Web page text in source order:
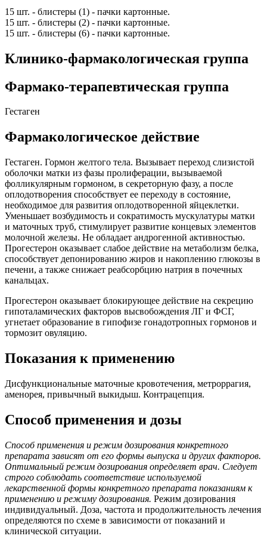
15 шт. - блистеры (1) - пачки картонные.
15 шт. - блистеры (2) - пачки картонные.
15 шт. - блистеры (6) - пачки картонные.
Клинико-фармакологическая группа
Фармако-терапевтическая группа
Гестаген
Фармакологическое действие
Гестаген. Гормон желтого тела. Вызывает переход слизистой
оболочки матки из фазы пролиферации, вызываемой
фолликулярным гормоном, в секреторную фазу, а после
оплодотворения способствует ее переходу в состояние,
необходимое для развития оплодотворенной яйцеклетки.
Уменьшает возбудимость и сократимость мускулатуры матки
и маточных труб, стимулирует развитие концевых элементов
молочной железы. Не обладает андрогенной активностью.
Прогестерон оказывает слабое действие на метаболизм белка,
способствует депонированию жиров и накоплению глюкозы в
печени, а также снижает реабсорбцию натрия в почечных
канальцах.
Прогестерон оказывает блокирующее действие на секрецию
гипоталамических факторов высвобождения ЛГ и ФСГ,
угнетает образование в гипофизе гонадотропных гормонов и
тормозит овуляцию.
Показания к применению
Дисфункциональные маточные кровотечения, метроррагия,
аменорея, привычный выкидыш. Контрацепция.
Способ применения и дозы
Способ применения и режим дозирования конкретного
препарата зависят от его формы выпуска и других факторов.
Оптимальный режим дозирования определяет врач. Следует
строго соблюдать соответствие используемой
лекарственной формы конкретного препарата показаниям к
применению и режиму дозирования. Режим дозирования
индивидуальный. Доза, частота и продолжительность лечения
определяются по схеме в зависимости от показаний и
клинической ситуации.